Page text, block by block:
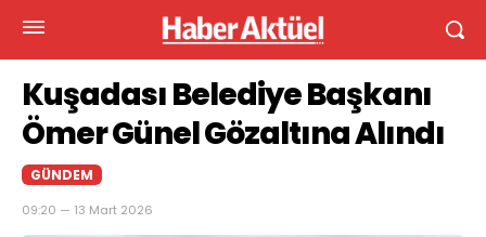
Kuşadası Belediye Başkanı
Ömer Günel Gözaltına Alındı
GÜNDEM
09:20 — 13 Mart 2026